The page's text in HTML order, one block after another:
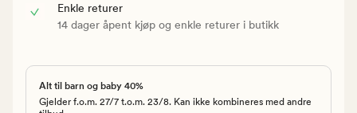
Enkle returer
14 dager åpent kjøp og enkle returer i butikk
Alt til barn og baby 40%
Gjelder f.o.m. 27/7 t.o.m. 23/8. Kan ikke kombineres med andre